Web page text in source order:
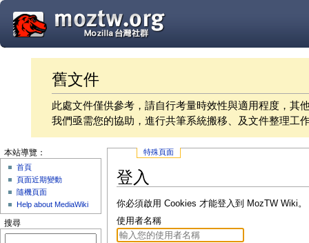
舊文件
此處文件僅供參考，請自行考量時效性與適用程度，其
我們亟需您的協助，進行共筆系統搬移、及文件整理工
特殊頁面
登入
你必須啟用 Cookies 才能登入到 MozTW Wiki。
使用者名稱
本站導覽：
首頁
頁面近期變動
隨機頁面
Help about MediaWiki
搜尋